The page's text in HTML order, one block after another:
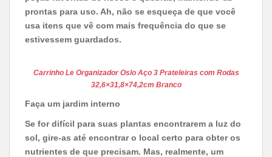
prontas para uso. Ah, não se esqueça de que você
usa itens que vê com mais frequência do que se
estivessem guardados.
Carrinho Le Organizador Oslo Aço 3 Prateleiras com Rodas
32,6×31,8×74,2cm Branco
Faça um jardim interno
Se for difícil para suas plantas encontrarem a luz do
sol, gire-as até encontrar o local certo para obter os
nutrientes de que precisam. Mas, realmente, um